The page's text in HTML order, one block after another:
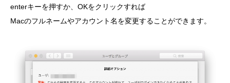
enterキーを押すか、OKをクリックすれば
Macのフルネームやアカウント名を変更することができます。